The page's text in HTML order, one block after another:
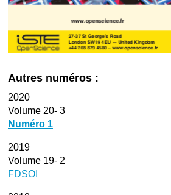
Autres numéros :
2020
Volume 20- 3
Numéro 1
2019
Volume 19- 2
FDSOI